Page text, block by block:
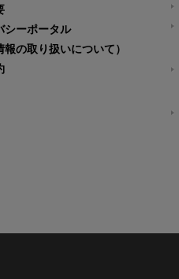
シーポータル
報の取り扱いについて）